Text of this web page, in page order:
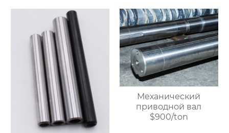
Механический
приводной вал
$900/ton